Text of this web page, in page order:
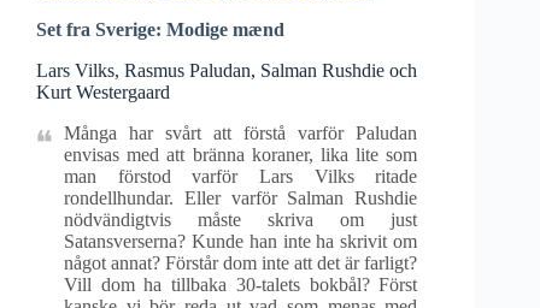
Set fra Sverige: Modige mænd
Lars Vilks, Rasmus Paludan, Salman Rushdie och
Kurt Westergaard
Många har svårt att förstå varför Paludan
envisas med att bränna koraner, lika lite som
man förstod varför Lars Vilks ritade
rondellhundar. Eller varför Salman Rushdie
nödvändigtvis måste skriva om just
Satansverserna? Kunde han inte ha skrivit om
något annat? Förstår dom inte att det är farligt?
Vill dom ha tillbaka 30-talets bokbål? Först